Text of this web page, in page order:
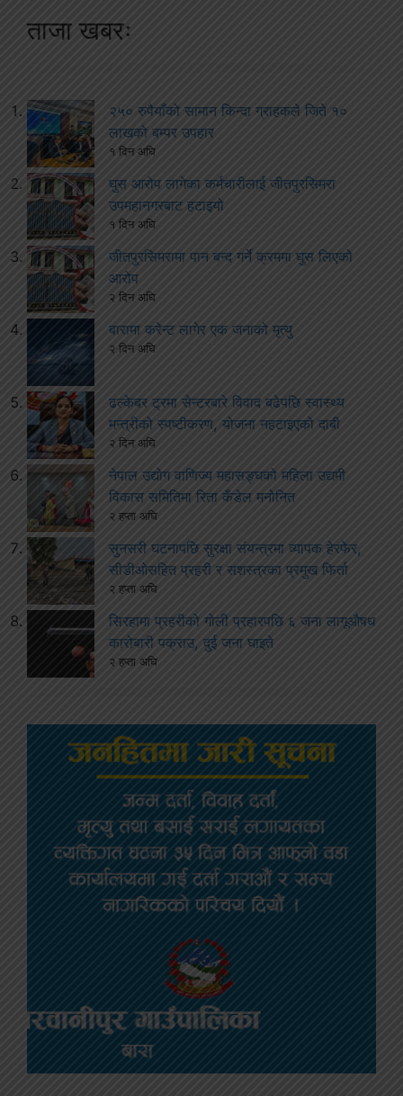
ताजा खबरः
२५० रुपैयाँको सामान किन्दा ग्राहकले जिते १०
लाखको बम्पर उपहार
१ दिन अघि
घुस आरोप लागेका कर्मचारीलाई जीतपुरसिमरा
उपमहानगरबाट हटाइयो
१ दिन अघि
जीतपुरसिमरामा पान बन्द गर्ने क्रममा घुस लिएको
आरोप
२ दिन अघि
बारामा करेन्ट लागेर एक जनाको मृत्यु
२ दिन अघि
ढल्केबर ट्रमा सेन्टरबारे विवाद बढेपछि स्वास्थ्य
मन्त्रीको स्पष्टीकरण, योजना नहटाइएको दाबी
२ दिन अघि
नेपाल उद्योग वाणिज्य महासङ्घको महिला उद्यमी
विकास समितिमा रिता कँडेल मनोनित
२ हप्ता अघि
सुनसरी घटनापछि सुरक्षा संयन्त्रमा व्यापक हेरफेर,
सीडीओसहित प्रहरी र सशस्त्रका प्रमुख फिर्ता
२ हप्ता अघि
सिरहामा प्रहरीको गोली प्रहारपछि ६ जना लागूऔषध
कारोबारी पक्राउ, दुई जना घाइते
२ हप्ता अघि